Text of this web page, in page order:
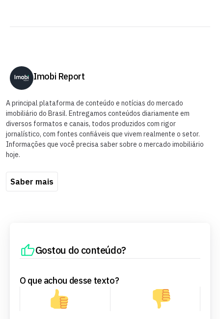
Imobi Report
A principal plataforma de conteúdo e notícias do mercado
imobiliário do Brasil. Entregamos conteúdos diariamente em
diversos formatos e canais, todos produzidos com rigor
jornalístico, com fontes confiáveis que vivem realmente o setor.
Informações que você precisa saber sobre o mercado imobiliário
hoje.
Saber mais
Gostou do conteúdo?
O que achou desse texto?